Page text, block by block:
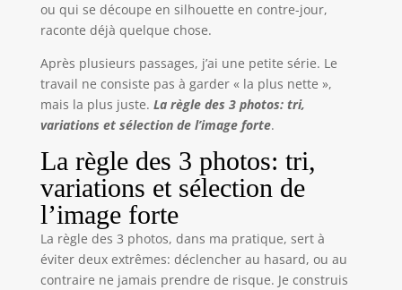
ou qui se découpe en silhouette en contre-jour,
raconte déjà quelque chose.
Après plusieurs passages, j’ai une petite série. Le
travail ne consiste pas à garder « la plus nette »,
mais la plus juste. La règle des 3 photos: tri,
variations et sélection de l’image forte.
La règle des 3 photos: tri,
variations et sélection de
l’image forte
La règle des 3 photos, dans ma pratique, sert à
éviter deux extrêmes: déclencher au hasard, ou au
contraire ne jamais prendre de risque. Je construis